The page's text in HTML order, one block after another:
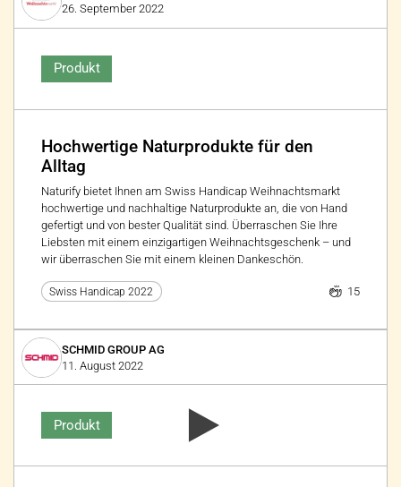
26. September 2022
Produkt
Hochwertige Naturprodukte für den
Alltag
Naturify bietet Ihnen am Swiss Handicap Weihnachtsmarkt
hochwertige und nachhaltige Naturprodukte an, die von Hand
gefertigt und von bester Qualität sind. Überraschen Sie Ihre
Liebsten mit einem einzigartigen Weihnachtsgeschenk – und
wir überraschen Sie mit einem kleinen Dankeschön.
Swiss Handicap 2022 15
SCHMID GROUP AG
11. August 2022
Produkt